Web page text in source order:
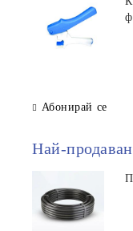
Абонирай се
Най-